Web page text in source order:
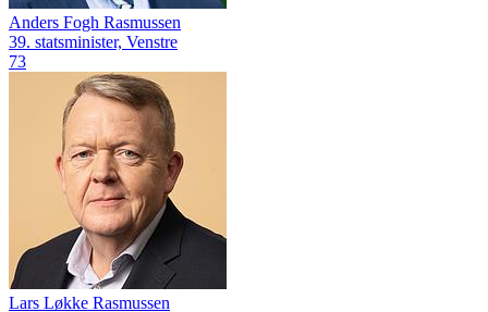
Anders Fogh Rasmussen
39. statsminister, Venstre
73
Lars Løkke Rasmussen